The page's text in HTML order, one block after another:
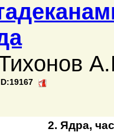
ID:19167
2. Ядра,